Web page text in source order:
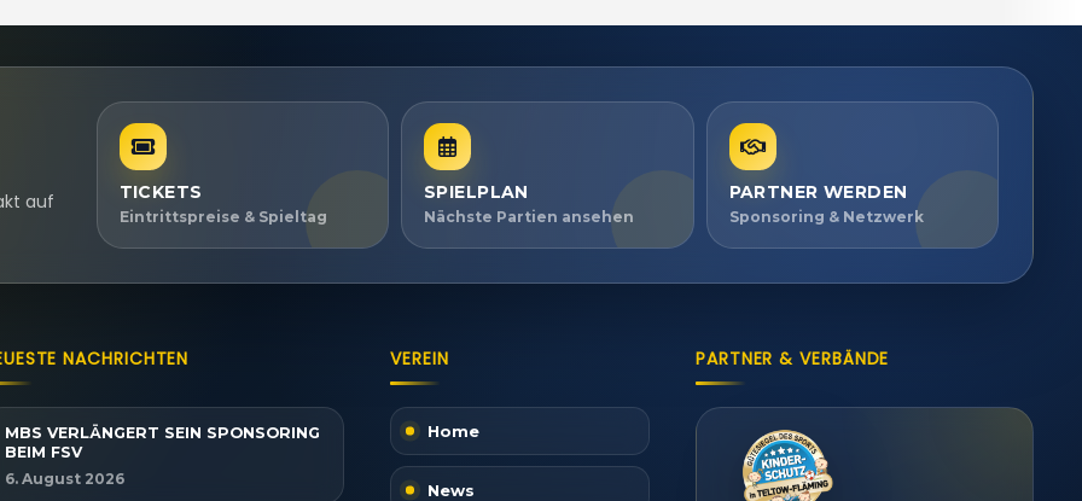
auf
TICKETS
Eintrittspreise & Spieltag
SPIELPLAN
Nächste Partien ansehen
PARTNER WERDEN
Sponsoring & Netzwerk
NACHRICHTEN
MBS VERLÄNGERT SEIN SPONSORING
BEIM FSV
6. August 2026
VEREIN
Home
News
PARTNER & VERBÄNDE